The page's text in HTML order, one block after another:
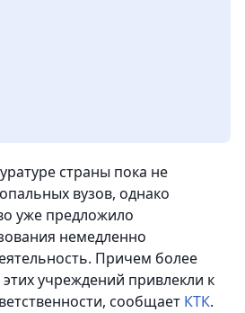
страны пока не
вузов, однако
уже предложило
немедленно
Причем более
учреждений привлекли к
сообщает КТК.